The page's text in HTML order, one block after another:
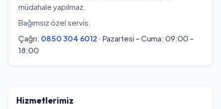
müdahale yapılmaz.
Bağımsız özel servis.
Çağrı: 0850 304 6012 · Pazartesi – Cuma: 09:00 –
18:00
Hizmetlerimiz